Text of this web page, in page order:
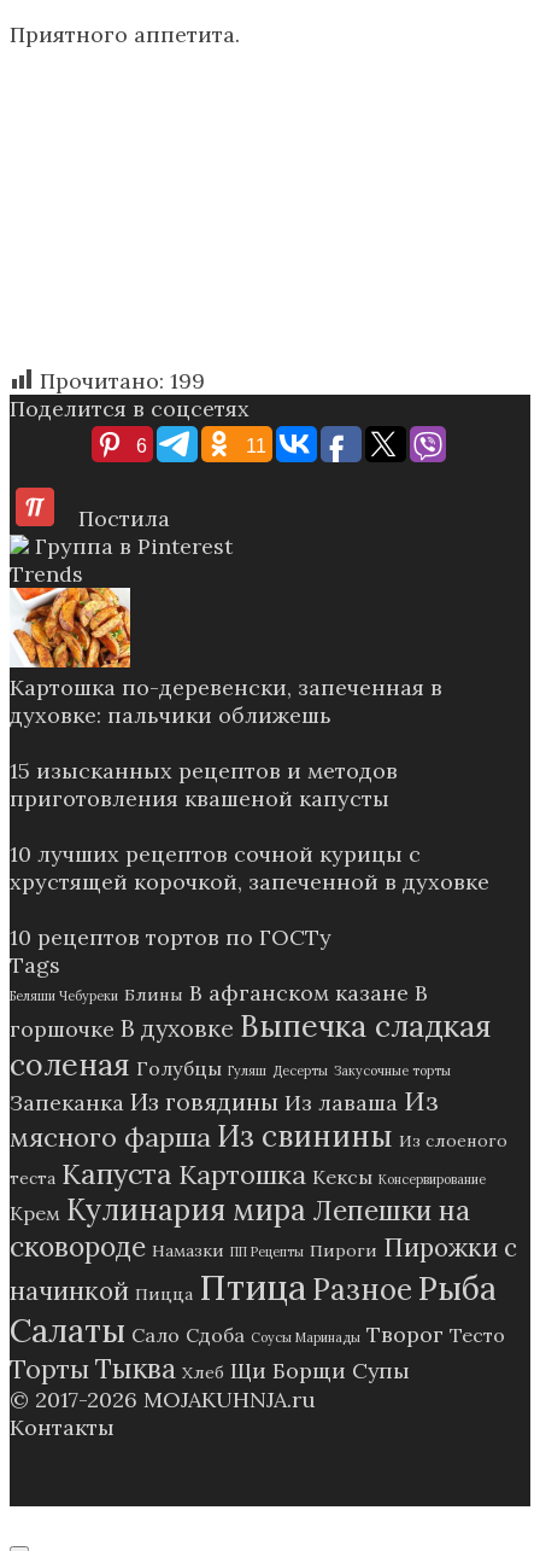
Приятного аппетита.
Прочитано: 199
Поделится в соцсетях
6 11
Постила
Группа в Pinterest
Trends
Картошка по-деревенски, запеченная в
духовке: пальчики оближешь
15 изысканных рецептов и методов
приготовления квашеной капусты
10 лучших рецептов сочной курицы с
хрустящей корочкой, запеченной в духовке
10 рецептов тортов по ГОСТу
Tags
Беляши Чебуреки Блины В афганском казане В
горшочке В духовке Выпечка сладкая
соленая Голубцы Гуляш Десерты Закусочные торты
Запеканка Из говядины Из лаваша Из
мясного фарша Из свинины Из слоеного
теста Капуста Картошка Кексы Консервирование
Крем Кулинария мира Лепешки на
сковороде Намазки ПП Рецепты Пироги Пирожки с
начинкой Пицца ПтицаРазное Рыба
Салаты Сало Сдоба Соусы Маринады Творог Тесто
ТортыТыква Хлеб Щи Борщи Супы
© 2017-2026 MOJAKUHNJA.ru
Контакты